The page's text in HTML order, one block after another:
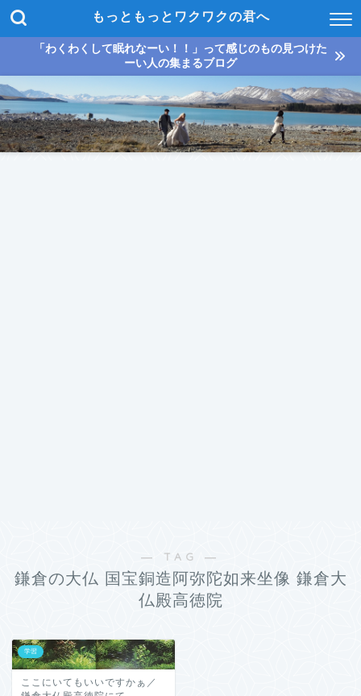
もっともっとワクワクの君へ
「わくわくして眠れなーい！！」って感じのもの見つけた
ーい人の集まるブログ
― TAG ―
鎌倉の大仏 国宝銅造阿弥陀如来坐像 鎌倉大
仏殿高徳院
学習
ここにいてもいいですかぁ／